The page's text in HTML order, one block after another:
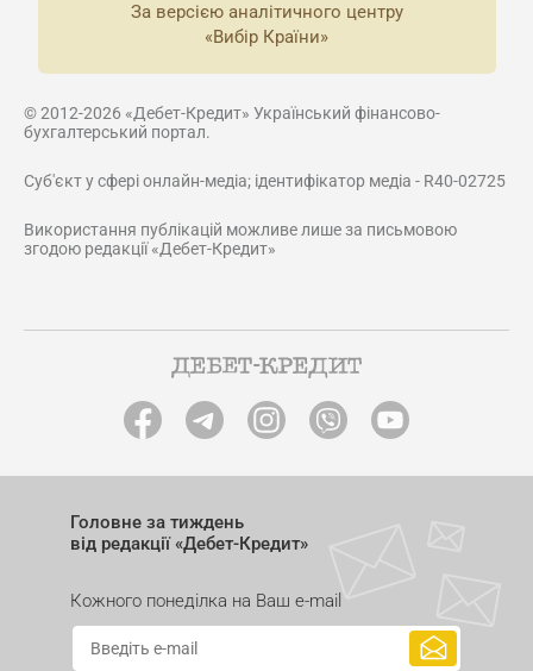
За версією аналітичного центру
«Вибір Країни»
© 2012-2026 «Дебет-Кредит» Український фінансово-
бухгалтерський портал.
Суб'єкт у сфері онлайн-медіа; ідентифікатор медіа - R40-02725
Використання публікацій можливе лише за письмовою
згодою редакції «Дебет-Кредит»
Головне за тиждень
від редакції «Дебет-Кредит»
Кожного понеділка на Ваш e-mail